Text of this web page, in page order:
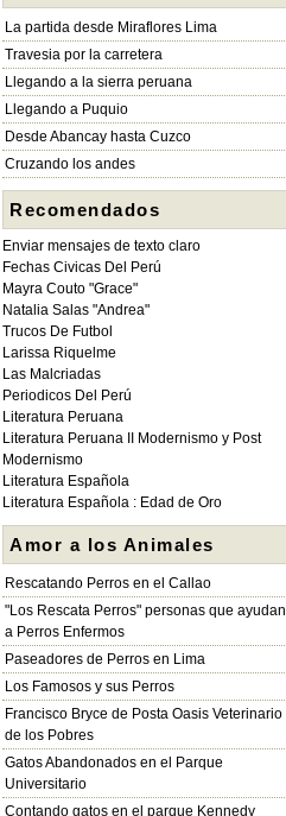
La partida desde Miraflores Lima
Travesia por la carretera
Llegando a la sierra peruana
Llegando a Puquio
Desde Abancay hasta Cuzco
Cruzando los andes
Recomendados
Enviar mensajes de texto claro
Fechas Civicas Del Perú
Mayra Couto "Grace"
Natalia Salas "Andrea"
Trucos De Futbol
Larissa Riquelme
Las Malcriadas
Periodicos Del Perú
Literatura Peruana
Literatura Peruana II Modernismo y Post
Modernismo
Literatura Española
Literatura Española : Edad de Oro
Amor a los Animales
Rescatando Perros en el Callao
"Los Rescata Perros" personas que ayudan
a Perros Enfermos
Paseadores de Perros en Lima
Los Famosos y sus Perros
Francisco Bryce de Posta Oasis Veterinario
de los Pobres
Gatos Abandonados en el Parque
Universitario
Contando gatos en el parque Kennedy